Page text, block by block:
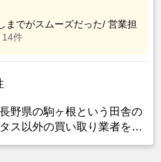
までがスムーズだった/ 営業担
14件
野県の駒ヶ根という田舎の
ス以外の買い取り業者をみ